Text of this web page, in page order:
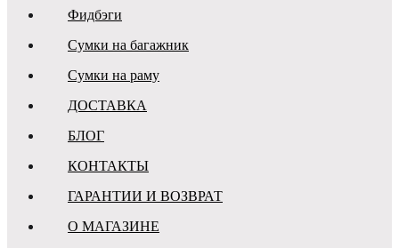
Фидбэги
Сумки на багажник
Сумки на раму
ДОСТАВКА
БЛОГ
КОНТАКТЫ
ГАРАНТИИ И ВОЗВРАТ
О МАГАЗИНЕ